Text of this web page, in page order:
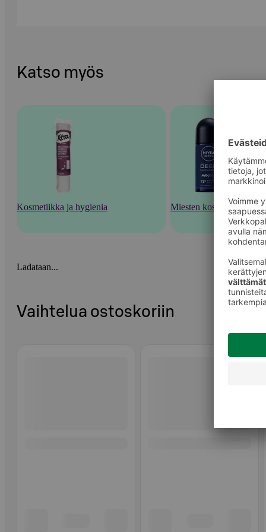
Katso myös
Kosmetiikka ja hygienia Miesten kosmetiikka
Ladataan...
Vaihtelua ostoskoriin